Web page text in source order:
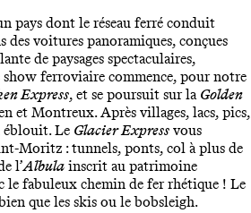
pays dont le réseau ferré conduit
des voitures panoramiques, conçues
de paysages spectaculaires,
ferroviaire commence, pour notre
Express, et se poursuit sur la Golden
et Montreux. Après villages, lacs, pics,
éblouit. Le Glacier Express vous
Moritz : tunnels, ponts, col à plus de
l’Albula inscrit au patrimoine
le fabuleux chemin de fer rhétique ! Le
que les skis ou le bobsleigh.